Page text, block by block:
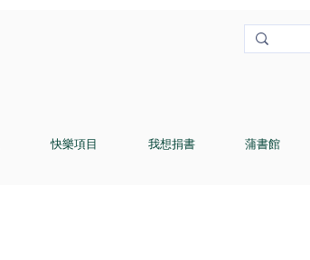
快樂項目 我想捐書 蒲書館